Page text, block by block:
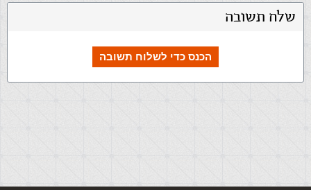
שלח תשובה
הכנס כדי לשלוח תשובה